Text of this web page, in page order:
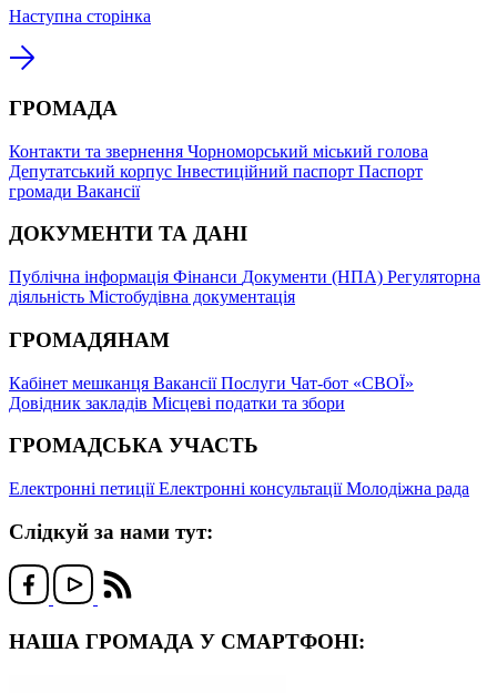
Наступна сторінка
ГРОМАДА
Контакти та звернення Чорноморський міський голова
Депутатський корпус Інвестиційний паспорт Паспорт
громади Вакансії
ДОКУМЕНТИ ТА ДАНІ
Публічна інформація Фінанси Документи (НПА) Регуляторна
діяльність Містобудівна документація
ГРОМАДЯНАМ
Кабінет мешканця ВакансіїПослуги Чат-бот «СВОЇ»
Довідник закладів Місцеві податки та збори
ГРОМАДСЬКА УЧАСТЬ
Електронні петиціїЕлектронні консультаціїМолодіжна рада
Слідкуй за нами тут:
НАША ГРОМАДА У СМАРТФОНІ: